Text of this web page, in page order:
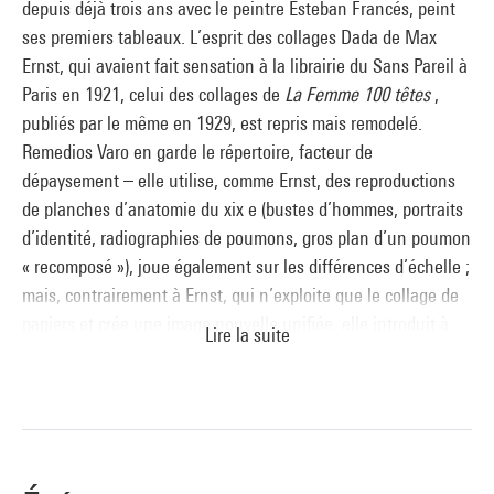
depuis déjà trois ans avec le peintre Esteban Francés, peint
ses premiers tableaux. L’esprit des collages Dada de Max
Ernst, qui avaient fait sensation à la librairie du Sans Pareil à
Paris en 1921, celui des collages de La Femme 100 têtes,
publiés par le même en 1929, est repris mais remodelé.
Remedios Varo en garde le répertoire, facteur de
dépaysement – elle utilise, comme Ernst, des reproductions
de planches d’anatomie du xix e (bustes d’hommes, portraits
d’identité, radiographies de poumons, gros plan d’un poumon
« recomposé »), joue également sur les différences d’échelle ;
mais, contrairement à Ernst, qui n’exploite que le collage de
papiers et crée une image nouvelle unifiée, elle introduit à
Lire la suite